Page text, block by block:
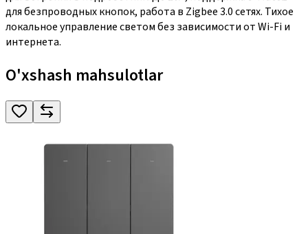
для безпроводных кнопок, работа в Zigbee 3.0 сетях. Тихое
локальное управление светом без зависимости от Wi-Fi и
интернета.
O'xshash mahsulotlar